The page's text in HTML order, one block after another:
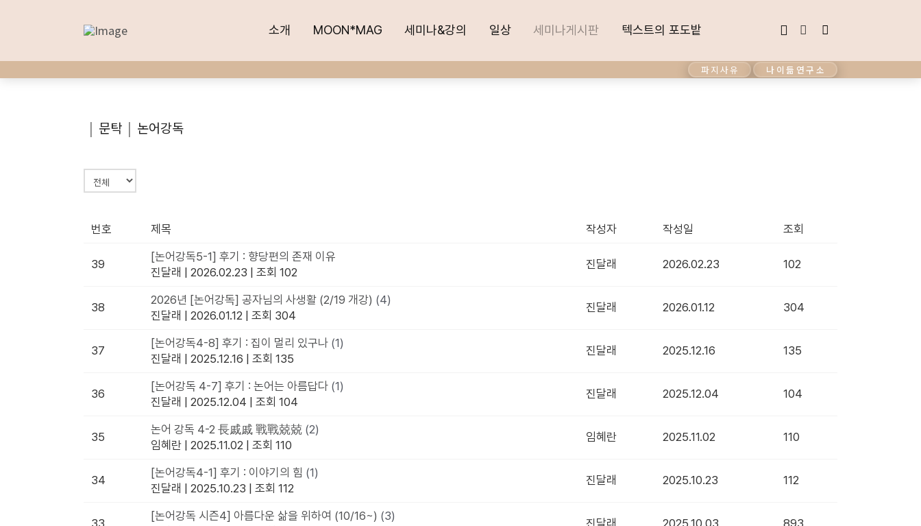
소개 MOON*MAG 세미나&강의 일상 세미나게시판 텍스트의 포도밭
소개 MOON*MAG 세미나&강의 일상 세미나게시판 텍스트의 포도밭
파지사유 나이듦연구소
| 문탁 | 논어강독
번호 제목 작성자 작성일 조회
39
[논어강독5-1] 후기 : 향당편의 존재 이유
진달래
2026.02.23 조회 102
진달래 2026.02.23 102
38
2026년 [논어강독] 공자님의 사생활 (2/19 개강) (4)
진달래
2026.01.12 조회 304
진달래 2026.01.12 304
37
[논어강독4-8] 후기 : 집이 멀리 있구나 (1)
진달래
2025.12.16 조회 135
진달래 2025.12.16 135
36
[논어강독 4-7] 후기 : 논어는 아름답다 (1)
진달래
2025.12.04 조회 104
진달래 2025.12.04 104
35
논어 강독 4-2 長戚戚 戰戰兢兢 (2)
임혜란
2025.11.02 조회 110
임혜란 2025.11.02 110
34
[논어강독4-1] 후기 : 이야기의 힘 (1)
진달래
2025.10.23 조회 112
진달래 2025.10.23 112
33
[논어강독 시즌4] 아름다운 삶을 위하여 (10/16~) (3)
진달래 2025.10.03 893